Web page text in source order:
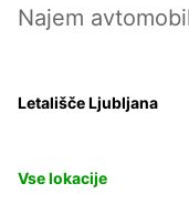
Najem
Letališče Ljubljana
Vse lokacije